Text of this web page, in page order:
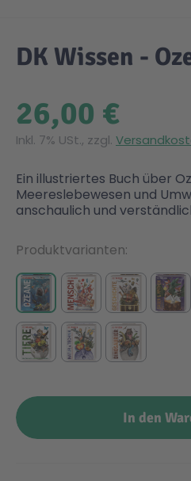
Liebesromane
Sachbücher / Wissen
Zeit & Reise
Puppen &
Puzzle & Legespiele
Holzspielwaren
Elektronische Spielwaren
Kreativ
Malen & Zeichnen
Disney
DUPLO®
Friends
Jurassic World™
Harry Potter™
Marvel™ Super Heroes
Minecraft™
Fairies
Family Fun
Figures
Fun Stars
Heroes
Knights
NOVELMORE
DK Wissen -
26,00 €
Inkl. 7% USt., zzgl.
Ein illustriertes Buch über
Meereslebewesen und
anschaulich und
In den
Produktvarianten